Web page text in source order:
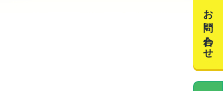
お問い合わせ